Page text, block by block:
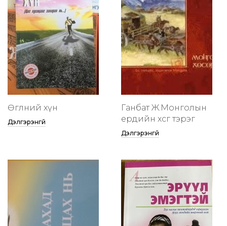
Өглөөний хүн
Дэлгэрэнгүй
Ганбат Ж.Монголын
ердийн хөсөг тэрэг
Дэлгэрэнгүй